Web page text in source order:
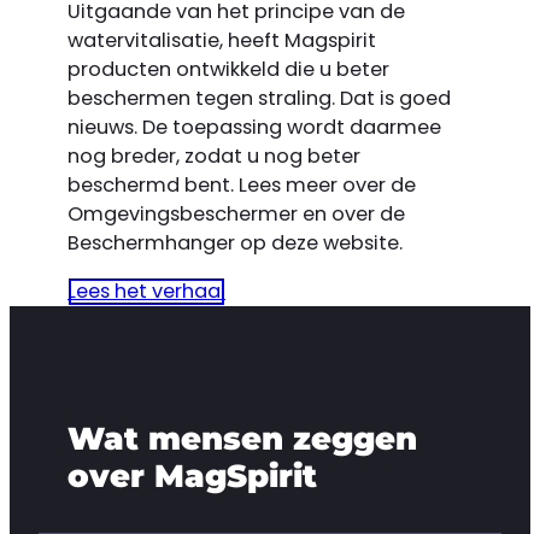
Uitgaande van het principe van de
watervitalisatie, heeft Magspirit
producten ontwikkeld die u beter
beschermen tegen straling. Dat is goed
nieuws. De toepassing wordt daarmee
nog breder, zodat u nog beter
beschermd bent. Lees meer over de
Omgevingsbeschermer en over de
Beschermhanger op deze website.
Lees het verhaal
Wat mensen zeggen
over MagSpirit